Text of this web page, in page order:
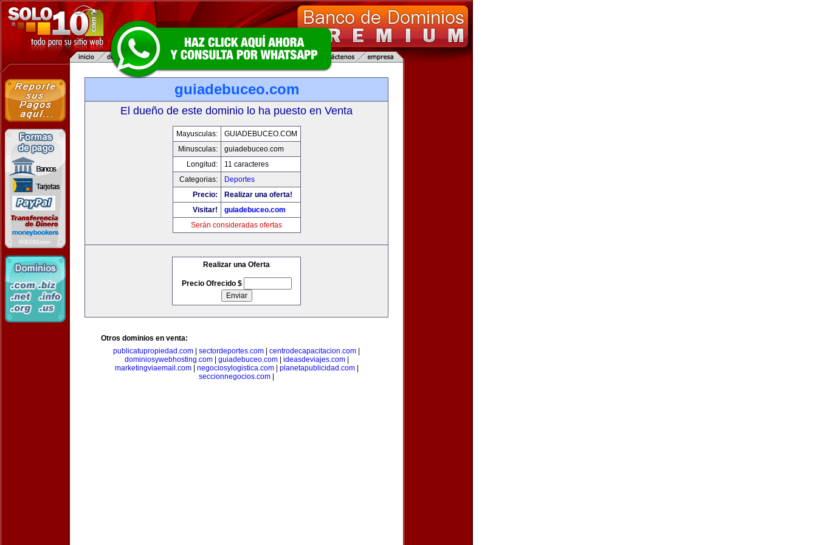
guiadebuceo.com
El dueño de este dominio lo ha puesto en Venta
Mayusculas:
GUIADEBUCEO.COM
Minusculas:
guiadebuceo.com
Longitud:
11 caracteres
Categorias:
Deportes
Precio:
Realizar una oferta!
Visitar!
guiadebuceo.com
Serán consideradas ofertas
Realizar una Oferta
Precio Ofrecido $
Otros dominios en venta:
publicatupropiedad.com
sectordeportes.com centrodecapacitacion.com
dominiosywebhosting.com| guiadebuceo.com| ideasdeviajes.com|
marketingviaemail.com| negociosylogistica.com| planetapublicidad.com|
seccionnegocios.com